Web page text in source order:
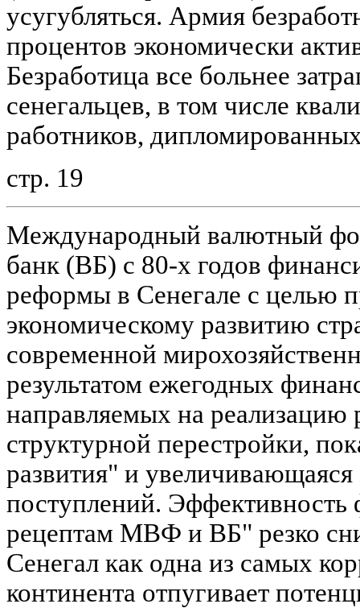
усугубляться. Армия
процентов экономически
Безработица все больнее
сенегальцев, в том числе
работников,
стр. 19
Международный валютный
банк (ВБ) с 80-х годов
реформы в Сенегале с целью
экономическому развитию
современной
результатом ежегодных
направляемых на
структурной перестройки,
развития" и
поступлений. Эффективность
рецептам МВФ и ВБ" резко
Сенегал как одна из самых
континента отпугивает